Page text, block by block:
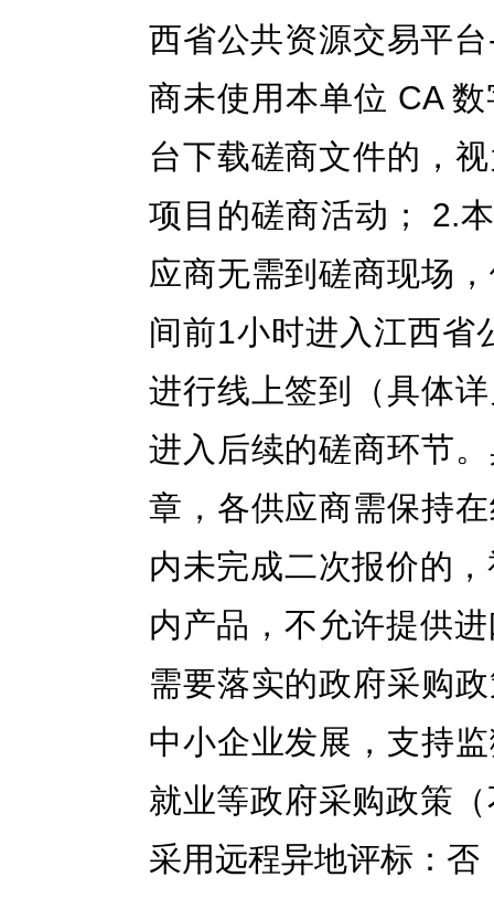
西省公共资源交易平
商未使用本单位 CA
台下载磋商文件的，
项目的磋商活动； 2.
应商无需到磋商现场
间前1小时进入江西省
进行线上签到（具体
进入后续的磋商环节
章，各供应商需保持
内未完成二次报价的
内产品，不允许提供
需要落实的政府采购
中小企业发展，支持
就业等政府采购政策
采用远程异地评标：否